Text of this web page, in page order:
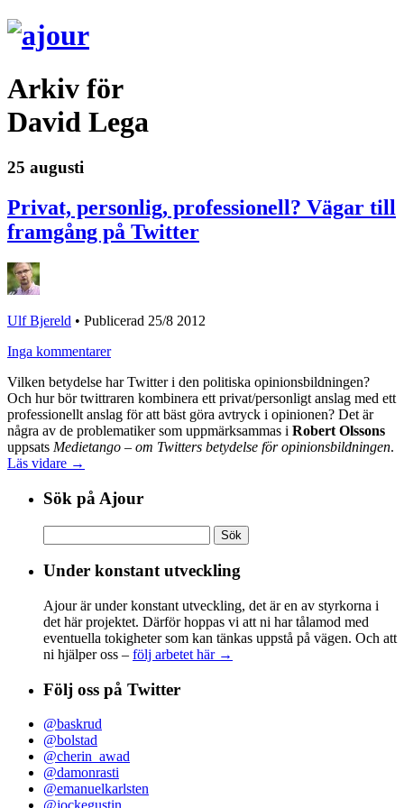
Arkiv för
David Lega
25 augusti
Privat, personlig, professionell? Vägar till
framgång på Twitter
Ulf Bjereld • Publicerad 25/8 2012
Inga kommentarer
Vilken betydelse har Twitter i den politiska opinionsbildningen?
Och hur bör twittraren kombinera ett privat/personligt anslag med ett
professionellt anslag för att bäst göra avtryck i opinionen? Det är
några av de problematiker som uppmärksammas i Robert Olssons
uppsats Medietango – om Twitters betydelse för opinionsbildningen.
Läs vidare →
Sök på Ajour
efter:
Under konstant utveckling
Ajour är under konstant utveckling, det är en av styrkorna i
det här projektet. Därför hoppas vi att ni har tålamod med
eventuella tokigheter som kan tänkas uppstå på vägen. Och att
ni hjälper oss – följ arbetet här →
Följ oss på Twitter
@baskrud
@bolstad
@cherin_awad
@damonrasti
@emanuelkarlsten